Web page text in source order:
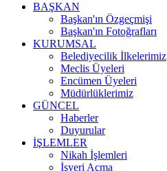
BAŞKAN
Başkan'ın Özgeçmişi
Başkan'ın Fotoğrafları
KURUMSAL
Belediyecilik İlkelerimiz
Meclis Üyeleri
Encümen Üyeleri
Müdürlüklerimiz
GÜNCEL
Haberler
Duyurular
İŞLEMLER
Nikah İşlemleri
İşyeri Açma